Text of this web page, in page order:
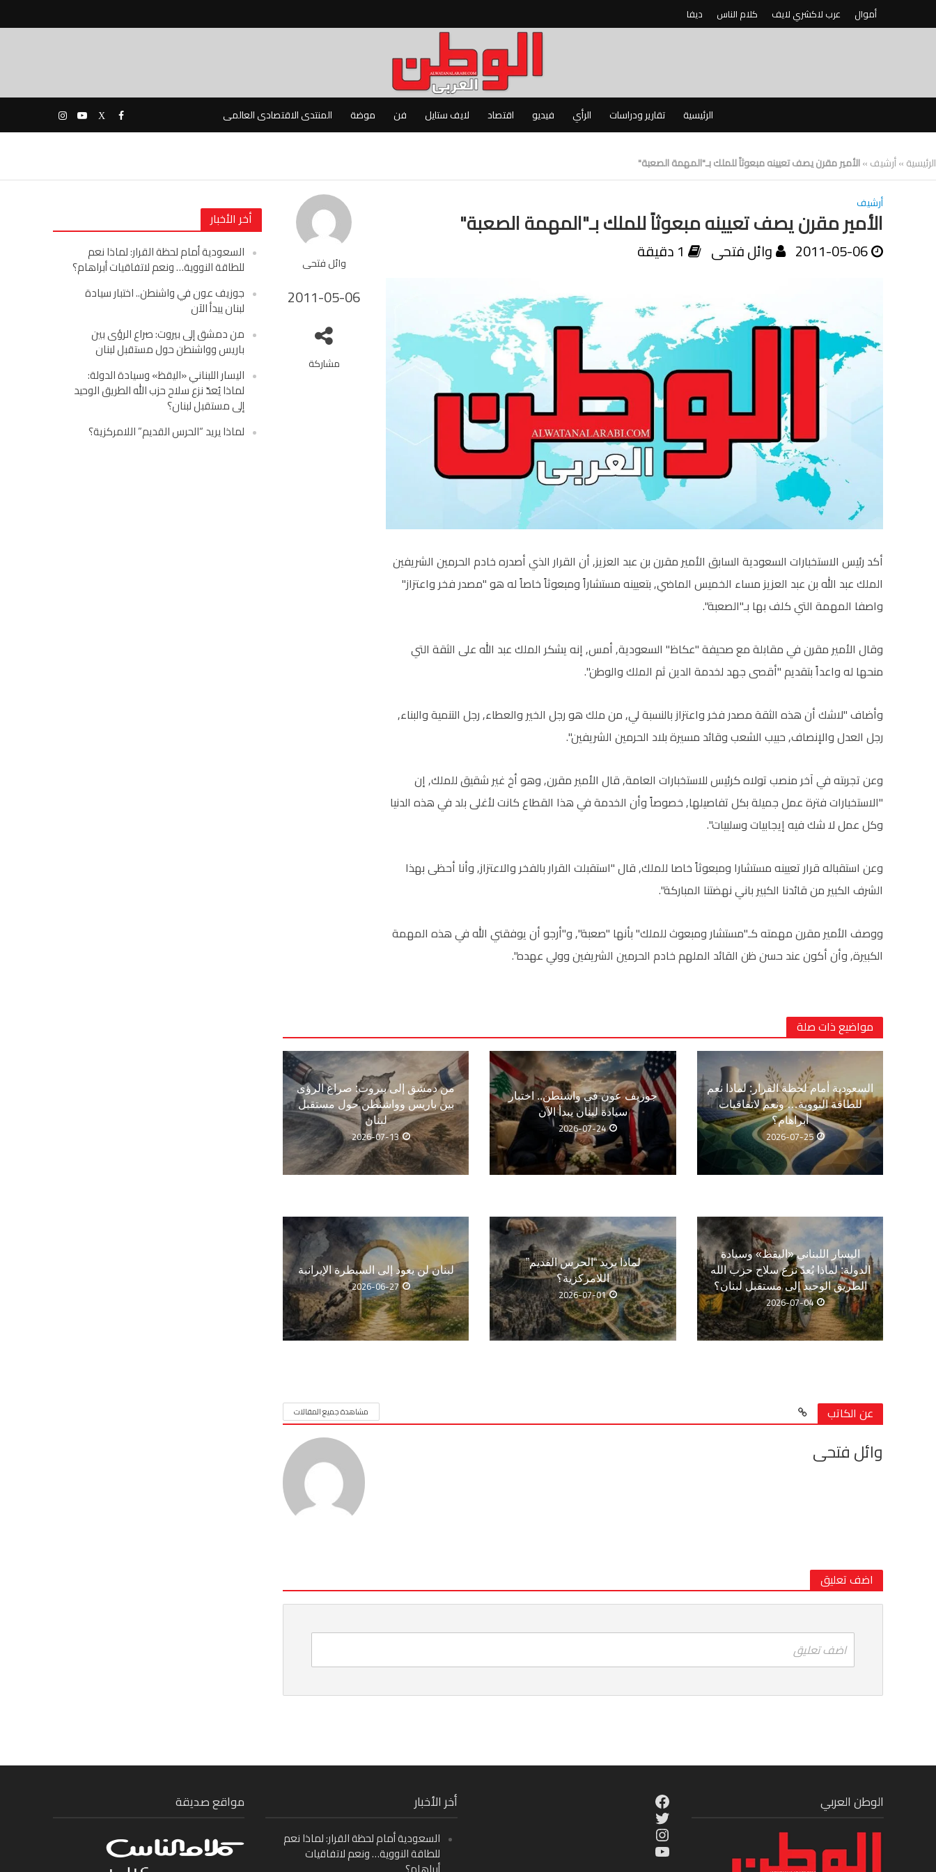
أموال عرب لاكشري لايف كلام الناس ديفا
الرئيسية تقارير ودراسات الرأي فيديو اقتصاد لايف ستايل فن موضة المنتدى الاقتصادى العالمى
الرئيسية»أرشيف»الأمير مقرن يصف تعيينه مبعوثاً للملك بـ"المهمة الصعبة"
أخر الأخبار
السعودية أمام لحظة القرار: لماذا نعم
للطاقة النووية… ونعم لاتفاقيات أبراهام؟
جوزيف عون في واشنطن.. اختبار سيادة
لبنان يبدأ الآن
من دمشق إلى بيروت: صراع الرؤى بين
باريس وواشنطن حول مستقبل لبنان
اليسار اللبناني «اليقظ» وسيادة الدولة:
لماذا يُعدّ نزع سلاح حزب الله الطريق الوحيد
إلى مستقبل لبنان؟
لماذا يريد “الحرس القديم” اللامركزية؟
وائل فتحى
2011-05-06
مشاركة
أرشيف
الأمير مقرن يصف تعيينه مبعوثاً للملك بـ"المهمة الصعبة"
2011-05-06 وائل فتحى 1 دقيقة
أكد رئيس الاستخبارات السعودية السابق الأمير مقرن بن عبد العزيز, أن القرار الذي أصدره خادم الحرمين الشريفين
الملك عبد الله بن عبد العزيز مساء الخميس الماضي, بتعيينه مستشاراً ومبعوثاً خاصاً له هو "مصدر فخر واعتزاز"
واصفا المهمة التي كلف بها بـ"الصعبة".
وقال الأمير مقرن في مقابلة مع صحيفة "عكاظ" السعودية, أمس, إنه يشكر الملك عبد الله على الثقة التي
منحها له واعداً بتقديم "أقصى جهد لخدمة الدين ثم الملك والوطن".
وأضاف "لاشك أن هذه الثقة مصدر فخر واعتزاز بالنسبة لي, من ملك هو رجل الخير والعطاء, رجل التنمية والبناء,
رجل العدل والإنصاف, حبيب الشعب وقائد مسيرة بلاد الحرمين الشريفين".
وعن تجربته في آخر منصب تولاه كرئيس للاستخبارات العامة, قال الأمير مقرن, وهو أخ غير شقيق للملك, إن
"الاستخبارات فترة عمل جميلة بكل تفاصيلها, خصوصاً وأن الخدمة في هذا القطاع كانت لأغلى بلد في هذه الدنيا
وكل عمل لا شك فيه إيجابيات وسلبيات".
وعن استقباله قرار تعيينه مستشارا ومبعوثاً خاصا للملك, قال "استقبلت القرار بالفخر والاعتزاز, وأنا أحظى بهذا
الشرف الكبير من قائدنا الكبير باني نهضتنا المباركة".
ووصف الأمير مقرن مهمته كـ"مستشار ومبعوث للملك" بأنها "صعبة", و"أرجو أن يوفقني الله في هذه المهمة
الكبيرة, وأن أكون عند حسن ظن القائد الملهم خادم الحرمين الشريفين وولي عهده".
مواضيع ذات صلة
السعودية أمام لحظة القرار: لماذا نعم
للطاقة النووية… ونعم لاتفاقيات
أبراهام؟
2026-07-25
جوزيف عون في واشنطن.. اختبار
سيادة لبنان يبدأ الآن
2026-07-24
من دمشق إلى بيروت: صراع الرؤى
بين باريس وواشنطن حول مستقبل
لبنان
2026-07-13
اليسار اللبناني «اليقظ» وسيادة
الدولة: لماذا يُعدّ نزع سلاح حزب الله
الطريق الوحيد إلى مستقبل لبنان؟
2026-07-04
لماذا يريد “الحرس القديم”
اللامركزية؟
2026-07-01
لبنان لن يعود إلى السيطرة الإيرانية
2026-06-27
عن الكاتب مشاهدة جميع المقالات
وائل فتحى
اضف تعليق
اضف تعليق
مواقع صديقة أخر الأخبار
السعودية أمام لحظة القرار: لماذا نعم
للطاقة النووية… ونعم لاتفاقيات
Facebook
Twitter
Instagram
YouTube
الوطن العربي